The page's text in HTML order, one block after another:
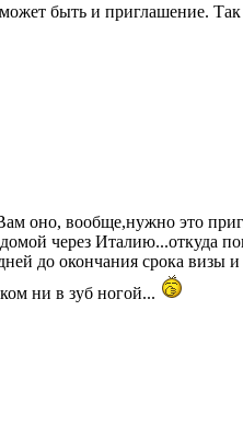
быть и приглашение. Так
оно, вообще,нужно это
через Италию...откуда
до окончания срока визы
ни в зуб ногой...